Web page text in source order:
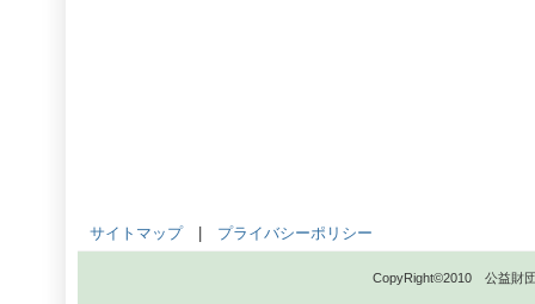
サイトマップ| プライバシーポリシー
CopyRight©2010 公益財